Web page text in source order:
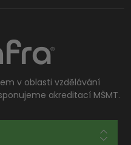
v oblasti vzdělávání
akreditací MŠMT.